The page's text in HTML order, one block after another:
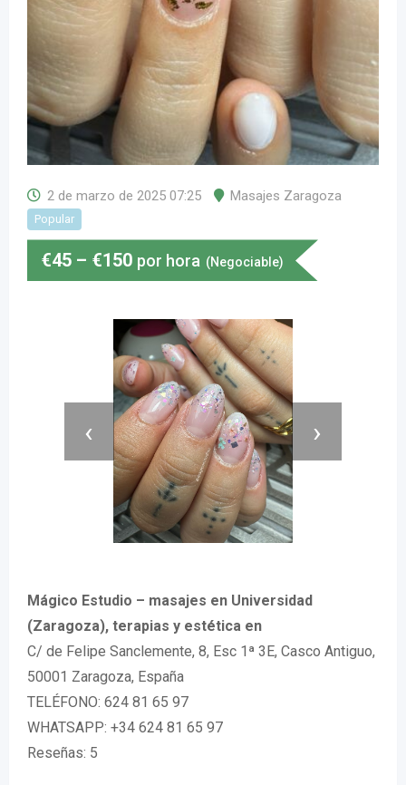
2 de marzo de 2025 07:25 Masajes Zaragoza
Popular
€45 – €150 por hora (Negociable)
‹ ›
Mágico Estudio – masajes en Universidad
(Zaragoza), terapias y estética en
C/ de Felipe Sanclemente, 8, Esc 1ª 3E, Casco Antiguo,
50001 Zaragoza, España
TELÉFONO: 624 81 65 97
WHATSAPP: +34 624 81 65 97
Reseñas: 5